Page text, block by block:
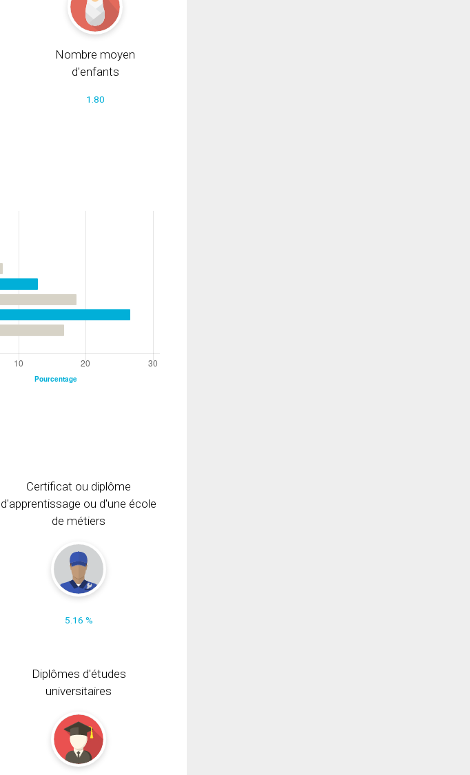
Nombre moyen
d'enfants
1.80
Certificat ou diplôme
d'apprentissage ou d'une école
de métiers
5.16 %
Diplômes d'études
universitaires